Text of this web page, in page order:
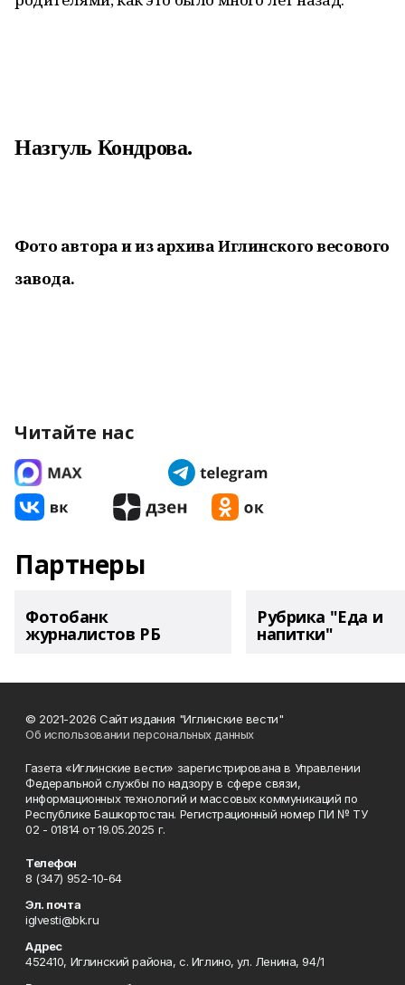
Назгуль Кондрова.
Фото автора и из архива Иглинского весового
завода.
Читайте нас
Партнеры
Фотобанк
журналистов РБ
Рубрика "Еда и
напитки"
© 2021-2026 Сайт издания "Иглинские вести"
Об использовании персональных данных
Газета «Иглинские вести» зарегистрирована в Управлении
Федеральной службы по надзору в сфере связи,
информационных технологий и массовых коммуникаций по
Республике Башкортостан. Регистрационный номер ПИ № ТУ
02 - 01814 от 19.05.2025 г.
Телефон
8 (347) 952-10-64
Эл. почта
iglvesti@bk.ru
Адрес
452410, Иглинский района, с. Иглино, ул. Ленина, 94/1